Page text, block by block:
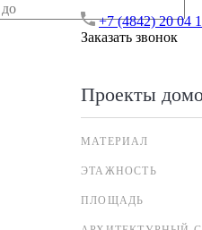
+7 (4842) 20 04
Заказать звонок
Проекты
МАТЕРИАЛ
ЭТАЖНОСТЬ
ПЛОЩАДЬ